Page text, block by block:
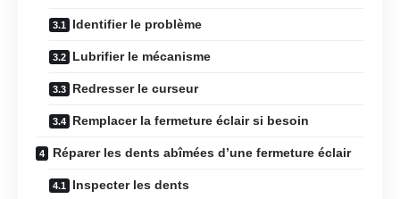
Identifier le problème
Lubrifier le mécanisme
Redresser le curseur
Remplacer la fermeture éclair si besoin
Réparer les dents abîmées d’une fermeture éclair
Inspecter les dents